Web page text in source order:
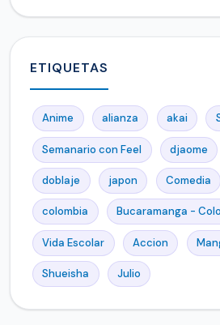
ETIQUETAS
Anime alianza akai
Semanario con Feel djaome
doblaje japon Comedia
colombia Bucaramanga -
Vida Escolar Accion
Shueisha Julio